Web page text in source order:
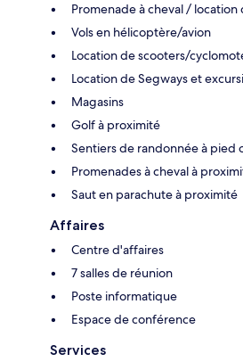
Promenade à cheval / location
Vols en hélicoptère/avion
Location de scooters/
Location de Segways et
Magasins
Golf à proximité
Sentiers de randonnée à pied
Promenades à cheval à
Saut en parachute à proximité
Affaires
Centre d'affaires
7 salles de réunion
Poste informatique
Espace de conférence
Services